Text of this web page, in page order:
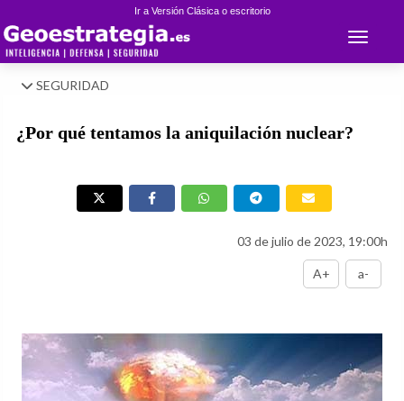
Ir a Versión Clásica o escritorio
Toggle
SEGURIDAD
¿Por qué tentamos la aniquilación nuclear?
03 de julio de 2023, 19:00h
A+ a-